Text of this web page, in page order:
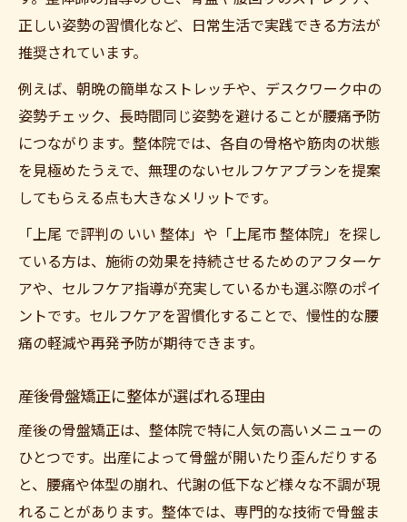
正しい姿勢の習慣化など、日常生活で実践できる方法が
推奨されています。
例えば、朝晩の簡単なストレッチや、デスクワーク中の
姿勢チェック、長時間同じ姿勢を避けることが腰痛予防
につながります。整体院では、各自の骨格や筋肉の状態
を見極めたうえで、無理のないセルフケアプランを提案
してもらえる点も大きなメリットです。
「上尾 で評判の いい 整体」や「上尾市 整体院」を探し
ている方は、施術の効果を持続させるためのアフターケ
アや、セルフケア指導が充実しているかも選ぶ際のポイ
ントです。セルフケアを習慣化することで、慢性的な腰
痛の軽減や再発予防が期待できます。
産後骨盤矯正に整体が選ばれる理由
産後の骨盤矯正は、整体院で特に人気の高いメニューの
ひとつです。出産によって骨盤が開いたり歪んだりする
と、腰痛や体型の崩れ、代謝の低下など様々な不調が現
れることがあります。整体では、専門的な技術で骨盤ま